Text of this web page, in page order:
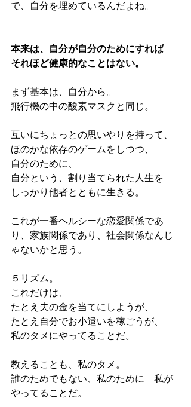
で、自分を埋めているんだよね。
本来は、自分が自分のためにすれば
それほど健康的なことはない。
まず基本は、自分から。
飛行機の中の酸素マスクと同じ。
互いにちょっとの思いやりを持って、
ほのかな依存のゲームをしつつ、
自分のために、
自分という、割り当てられた人生を
しっかり他者とともに生きる。
これが一番ヘルシーな恋愛関係であ
り、家族関係であり、社会関係なんじ
ゃないかと思う。
５リズム。
これだけは、
たとえ夫の金を当てにしようが、
たとえ自分でお小遣いを稼ごうが、
私のタメにやってることだ。
教えることも、私のタメ。
誰のためでもない、私のために　私が
やってることだ。